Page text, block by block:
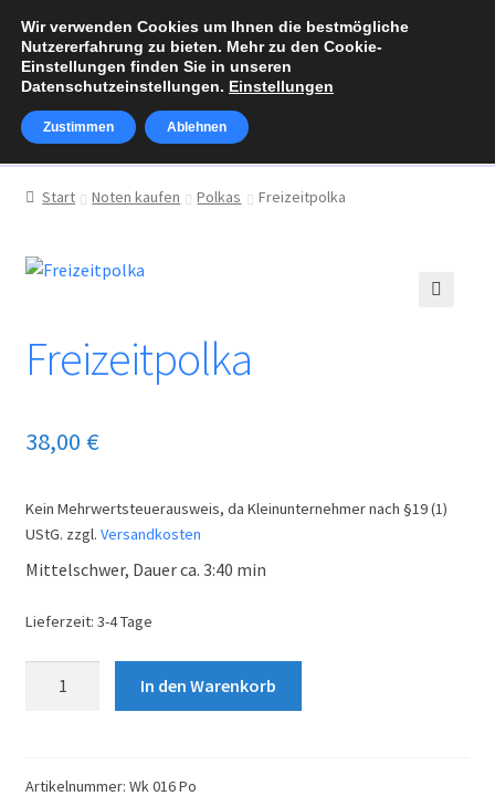
Zur
Navigation
springen
Zum
Inhalt
springen
Über Walter Klaus
Warenkorb
Kasse
„Alphornzauber“
Start Noten kaufen Polkas Freizeitpolka
Freizeitpolka
38,00 €
Kein Mehrwertsteuerausweis, da Kleinunternehmer nach §19 (1)
UStG. zzgl. Versandkosten
Mittelschwer, Dauer ca. 3:40 min
Lieferzeit: 3-4 Tage
In den Warenkorb
Artikelnummer: Wk 016 Po
Wir verwenden Cookies um Ihnen die bestmögliche
Nutzererfahrung zu bieten. Mehr zu den Cookie-
Einstellungen finden Sie in unseren
Datenschutzeinstellungen. Einstellungen
Zustimmen Ablehnen